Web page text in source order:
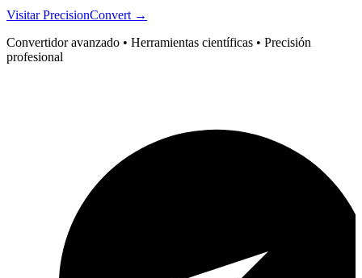
Visitar PrecisionConvert →
Convertidor avanzado • Herramientas científicas • Precisión
profesional